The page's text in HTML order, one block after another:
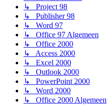
↳ Project 98
↳ Publisher 98
↳ Word 97
↳ Office 97 Algemeen
↳ Office 2000
↳ Access 2000
↳ Excel 2000
↳ Outlook 2000
↳ PowerPoint 2000
↳ Word 2000
↳ Office 2000 Algemeen